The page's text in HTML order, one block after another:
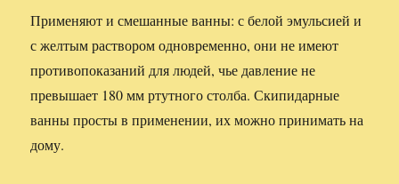
Применяют и смешанные ванны: с белой эмульсией и
с желтым раствором одновременно, они не имеют
противопоказаний для людей, чье давление не
превышает 180 мм ртутного столба. Скипидарные
ванны просты в применении, их можно принимать на
дому.